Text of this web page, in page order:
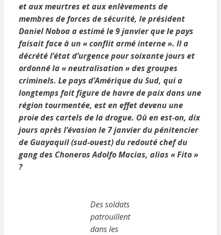
et aux meurtres et aux enlèvements de
membres de forces de sécurité, le président
Daniel Noboa a estimé le 9 janvier que le pays
faisait face à un « conflit armé interne ». Il a
décrété l’état d’urgence pour soixante jours et
ordonné la « neutralisation » des groupes
criminels. Le pays d’Amérique du Sud, qui a
longtemps fait figure de havre de paix dans une
région tourmentée, est en effet devenu une
proie des cartels de la drogue. Où en est-on, dix
jours après l’évasion le 7 janvier du pénitencier
de Guayaquil (sud-ouest) du redouté chef du
gang des Choneros Adolfo Macias, alias « Fito »
?
Des soldats
patrouillent
dans les